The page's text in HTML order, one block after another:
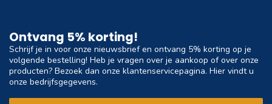
Ontvang 5% korting!
Schrijf je in voor onze nieuwsbrief en ontvang 5% korting op je
volgende bestelling! Heb je vragen over je aankoop of over onze
producten? Bezoek dan onze klantenservicepagina. Hier vindt u
onze bedrijfsgegevens.